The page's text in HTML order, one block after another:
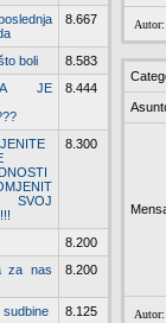
8.667
boli
8.583
JE
8.444
SVOJ
8.300
8.200
za nas
8.200
sudbine 8.125